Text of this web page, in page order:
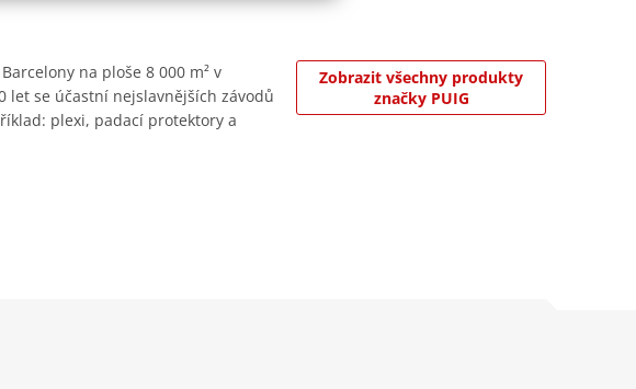
na ploše 8 000 m² v
let se účastní nejslavnějších závodů
plexi, padací protektory a
Zobrazit všechny produkty
značky PUIG